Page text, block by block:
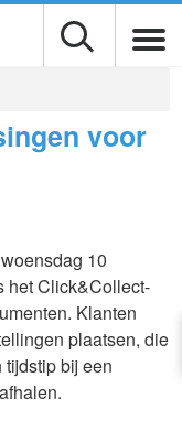
voor
10
het Click&Collect-
Klanten
plaatsen, die
bij een